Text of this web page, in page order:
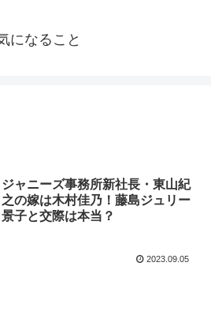
になること
ジャニーズ事務所新社長・東山紀
之の嫁は木村佳乃！藤島ジュリー
景子と交際は本当？
2023.09.05